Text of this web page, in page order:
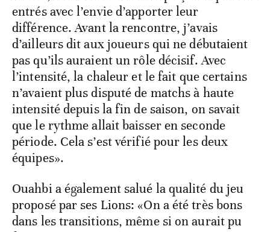
entrés avec l’envie d’apporter leur
différence. Avant la rencontre, j’avais
d’ailleurs dit aux joueurs qui ne débutaient
pas qu’ils auraient un rôle décisif. Avec
l’intensité, la chaleur et le fait que certains
n’avaient plus disputé de matchs à haute
intensité depuis la fin de saison, on savait
que le rythme allait baisser en seconde
période. Cela s’est vérifié pour les deux
équipes».
Ouahbi a également salué la qualité du jeu
proposé par ses Lions: «On a été très bons
dans les transitions, même si on aurait pu